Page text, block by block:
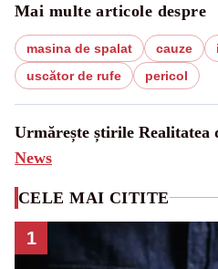
Mai multe articole despre
masina de spalat cauze
uscător de rufe
pericol
Urmărește știrile Realitatea
News
CELE MAI CITITE
1